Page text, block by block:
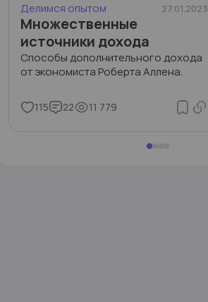
Делимся опытом 27.01.2023
Множественные
источники дохода
Способы дополнительного дохода
от экономиста Роберта Аллена.
115 22 11 779